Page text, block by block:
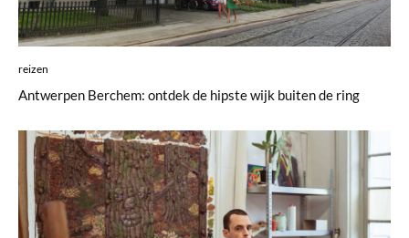
reizen
Antwerpen Berchem: ontdek de hipste wijk buiten de ring